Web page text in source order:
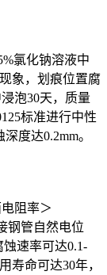
氯化钠溶液中
象，划痕位置腐
泡30天，质量
标准进行中性
度达0.2mm。
阻率＞
钢管自然电位
蚀速率可达0.1-
寿命可达30年，